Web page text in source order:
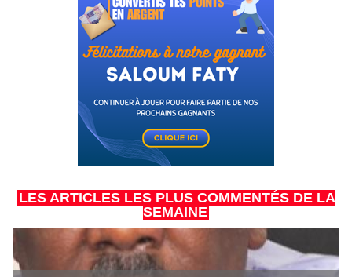
LES ARTICLES LES PLUS COMMENTÉS DE LA
SEMAINE